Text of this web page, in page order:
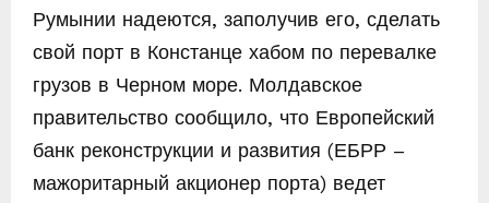
Румынии надеются, заполучив его, сделать
свой порт в Констанце хабом по перевалке
грузов в Черном море. Молдавское
правительство сообщило, что Европейский
банк реконструкции и развития (ЕБРР –
мажоритарный акционер порта) ведет